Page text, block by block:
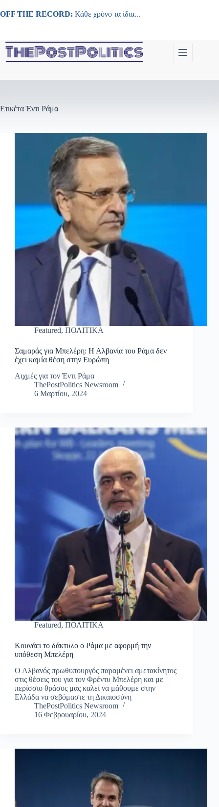
στο
OFF THE RECORD: Κάθε χρόνο τα ίδια...
ΕτικέταΈντι Ράμα
Featured, ΠΟΛΙΤΙΚΑ
Σαμαράς για Μπελέρη: Η Αλβανία του Ράμα δεν
έχει καμία θέση στην Ευρώπη
Αιχμές για τον Έντι Ράμα
ThePostPolitics Newsroom
6 Μαρτίου, 2024
Featured, ΠΟΛΙΤΙΚΑ
Κουνάει το δάκτυλο ο Ράμα με αφορμή την
υπόθεση Μπελέρη
Ο Αλβανός πρωθυπουργός παραμένει αμετακίνητος
στις θέσεις του για τον Φρέντυ Μπελέρη και με
περίσσιο θράσος μας καλεί να μάθουμε στην
Ελλάδα να σεβόμαστε τη Δικαιοσύνη
ThePostPolitics Newsroom
16 Φεβρουαρίου, 2024